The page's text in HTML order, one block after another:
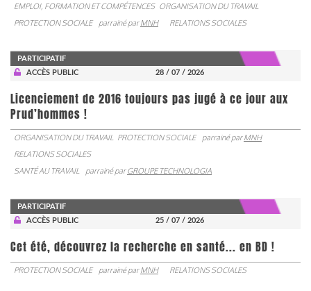
EMPLOI, FORMATION ET COMPÉTENCES ORGANISATION DU TRAVAIL
PROTECTION SOCIALE
parrainé parMNH RELATIONS SOCIALES
PARTICIPATIF
ACCÈS PUBLIC
28 / 07 / 2026
Licenciement de 2016 toujours pas jugé à ce jour aux
Prud’hommes !
ORGANISATION DU TRAVAIL PROTECTION SOCIALE parrainé parMNH
RELATIONS SOCIALES
SANTÉ AU TRAVAIL
parrainé parGROUPE TECHNOLOGIA
PARTICIPATIF
ACCÈS PUBLIC
25 / 07 / 2026
Cet été, découvrez la recherche en santé... en BD !
PROTECTION SOCIALE parrainé parMNH RELATIONS SOCIALES